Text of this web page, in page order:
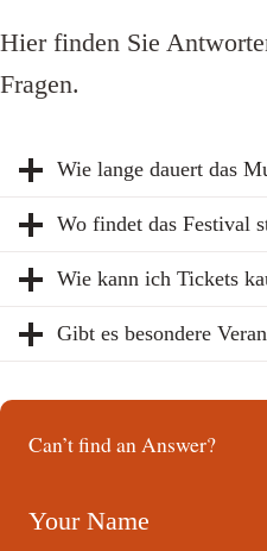
Hier finden Sie
Fragen.
Wie lange dauert das
Wo findet das Festival
Wie kann ich Tickets
Gibt es besondere
Can’t find an Answer?
Your Name